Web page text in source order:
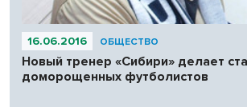
16.06.2016 ОБЩЕСТВО
Новый тренер «Сибири» делает
доморощенных футболистов